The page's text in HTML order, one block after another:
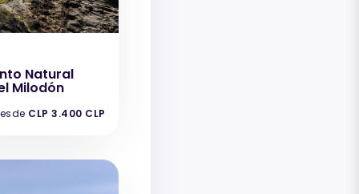
Natural
Milodón
CLP 3.400 CLP